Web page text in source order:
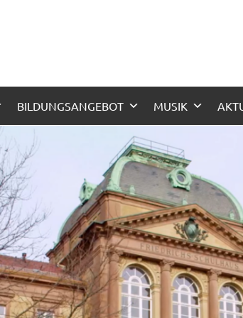
Gymnasium
BILDUNGSANGEBOT MUSIK